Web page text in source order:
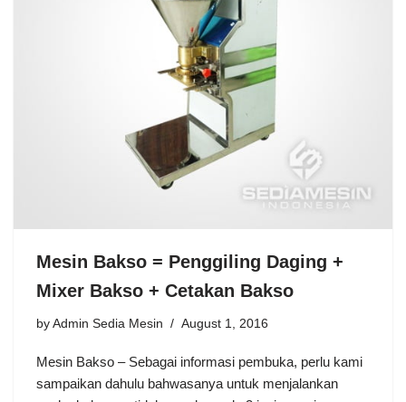
Mesin Bakso = Penggiling Daging +
Mixer Bakso + Cetakan Bakso
by Admin Sedia Mesin August 1, 2016
Mesin Bakso – Sebagai informasi pembuka, perlu kami
sampaikan dahulu bahwasanya untuk menjalankan